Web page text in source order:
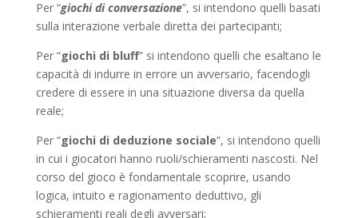
Per “giochi di conversazione”, si intendono quelli basati
sulla interazione verbale diretta dei partecipanti;
Per “giochi di bluff” si intendono quelli che esaltano le
capacità di indurre in errore un avversario, facendogli
credere di essere in una situazione diversa da quella
reale;
Per “giochi di deduzione sociale”, si intendono quelli
in cui i giocatori hanno ruoli/schieramenti nascosti. Nel
corso del gioco è fondamentale scoprire, usando
logica, intuito e ragionamento deduttivo, gli
schieramenti reali degli avversari;